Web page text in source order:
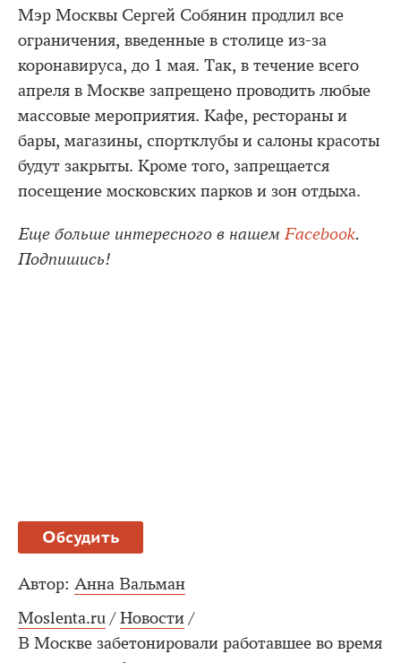
Мэр Москвы Сергей Собянин продлил все
ограничения, введенные в столице из-за
коронавируса, до 1 мая. Так, в течение всего
апреля в Москве запрещено проводить любые
массовые мероприятия. Кафе, рестораны и
бары, магазины, спортклубы и салоны красоты
будут закрыты. Кроме того, запрещается
посещение московских парков и зон отдыха.
Еще больше интересного в нашем Facebook.
Подпишись!
Обсудить
Автор: Анна Вальман
Moslenta.ru / Новости /
В Москве забетонировали работавшее во время